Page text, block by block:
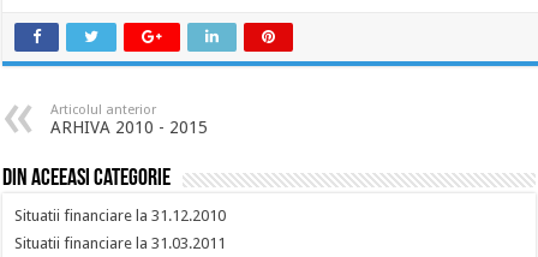
Articolul anterior
ARHIVA 2010 - 2015
Din aceeasi categorie
Situatii financiare la 31.12.2010
Situatii financiare la 31.03.2011